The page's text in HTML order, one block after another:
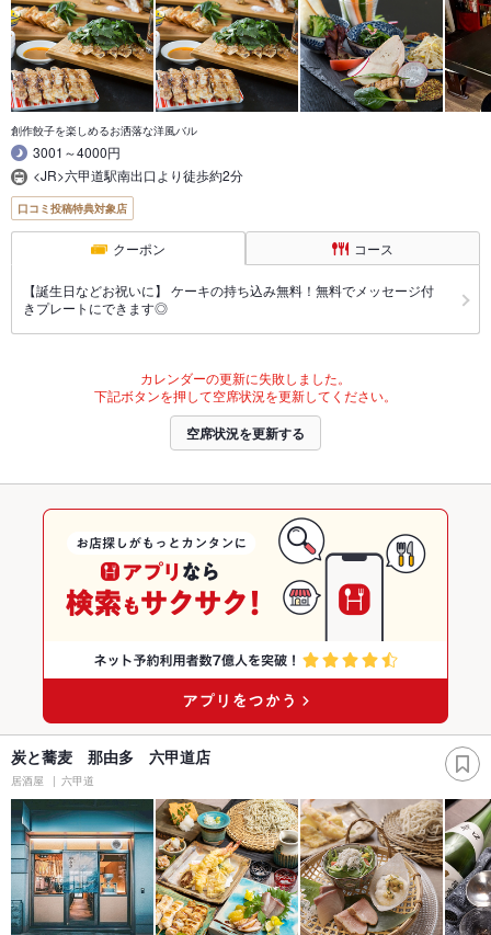
創作餃子を楽しめるお洒落な洋風バル
3001～4000円
<JR>六甲道駅南出口より徒歩約2分
口コミ投稿特典対象店
クーポン コース
【誕生日などお祝いに】 ケーキの持ち込み無料！無料でメッセージ付
きプレートにできます◎
カレンダーの更新に失敗しました。
下記ボタンを押して空席状況を更新してください。
空席状況を更新する
炭と蕎麦 那由多 六甲道店
居酒屋 六甲道